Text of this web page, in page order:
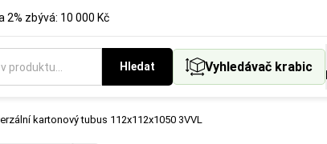
zbývá: 10 000 Kč
Hledat Vyhledávač krabic
kartonový tubus 112x112x1050 3VVL